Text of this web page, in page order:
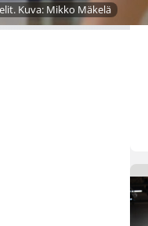
Kuva: Mikko Mäkelä